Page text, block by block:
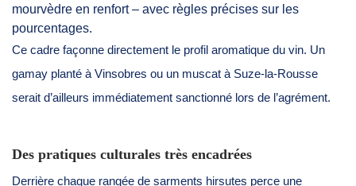
mourvèdre en renfort – avec règles précises sur les
pourcentages.
Ce cadre façonne directement le profil aromatique du vin. Un
gamay planté à Vinsobres ou un muscat à Suze-la-Rousse
serait d’ailleurs immédiatement sanctionné lors de l’agrément.
Des pratiques culturales très encadrées
Derrière chaque rangée de sarments hirsutes perce une